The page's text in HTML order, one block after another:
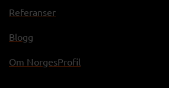
Referanser
Blogg
Om NorgesProfil